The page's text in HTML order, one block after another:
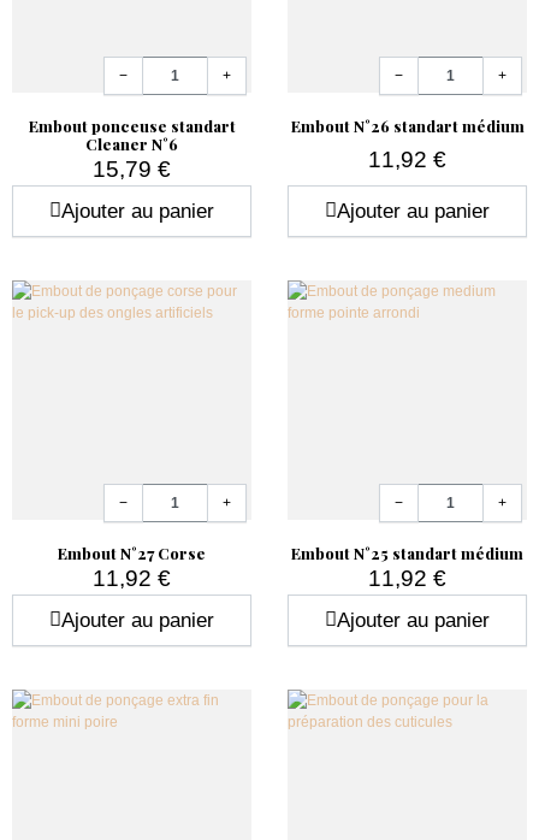
Embout ponceuse standart
Cleaner N°6
15,79 €
− +
Ajouter au panier
Embout N°26 standart médium
Prix
11,92 €
− +
Ajouter au panier
Embout N°27 Corse
11,92 €
− +
Ajouter au panier
Embout N°25 standart médium
11,92 €
− +
Ajouter au panier